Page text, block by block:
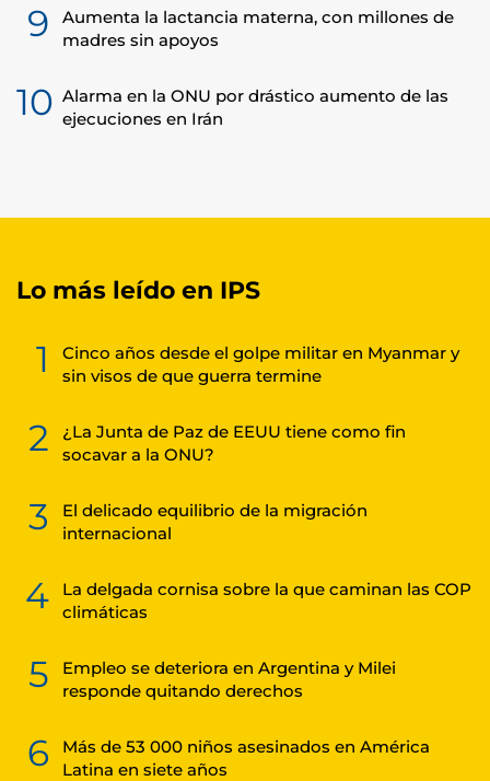
9
Aumenta la lactancia materna, con millones de
madres sin apoyos
10 Alarma en la ONU por drástico aumento de las
ejecuciones en Irán
Lo más leído en IPS
1
Cinco años desde el golpe militar en Myanmar y
sin visos de que guerra termine
2
¿La Junta de Paz de EEUU tiene como fin
socavar a la ONU?
3
El delicado equilibrio de la migración
internacional
4
La delgada cornisa sobre la que caminan las COP
climáticas
5
Empleo se deteriora en Argentina y Milei
responde quitando derechos
6
Más de 53 000 niños asesinados en América
Latina en siete años